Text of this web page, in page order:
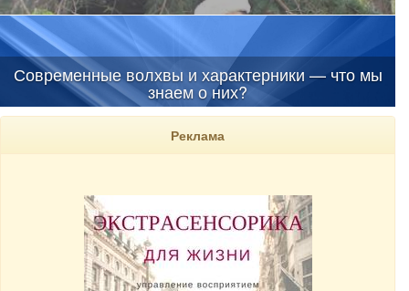
Современные волхвы и характерники — что мы
знаем о них?
Реклама